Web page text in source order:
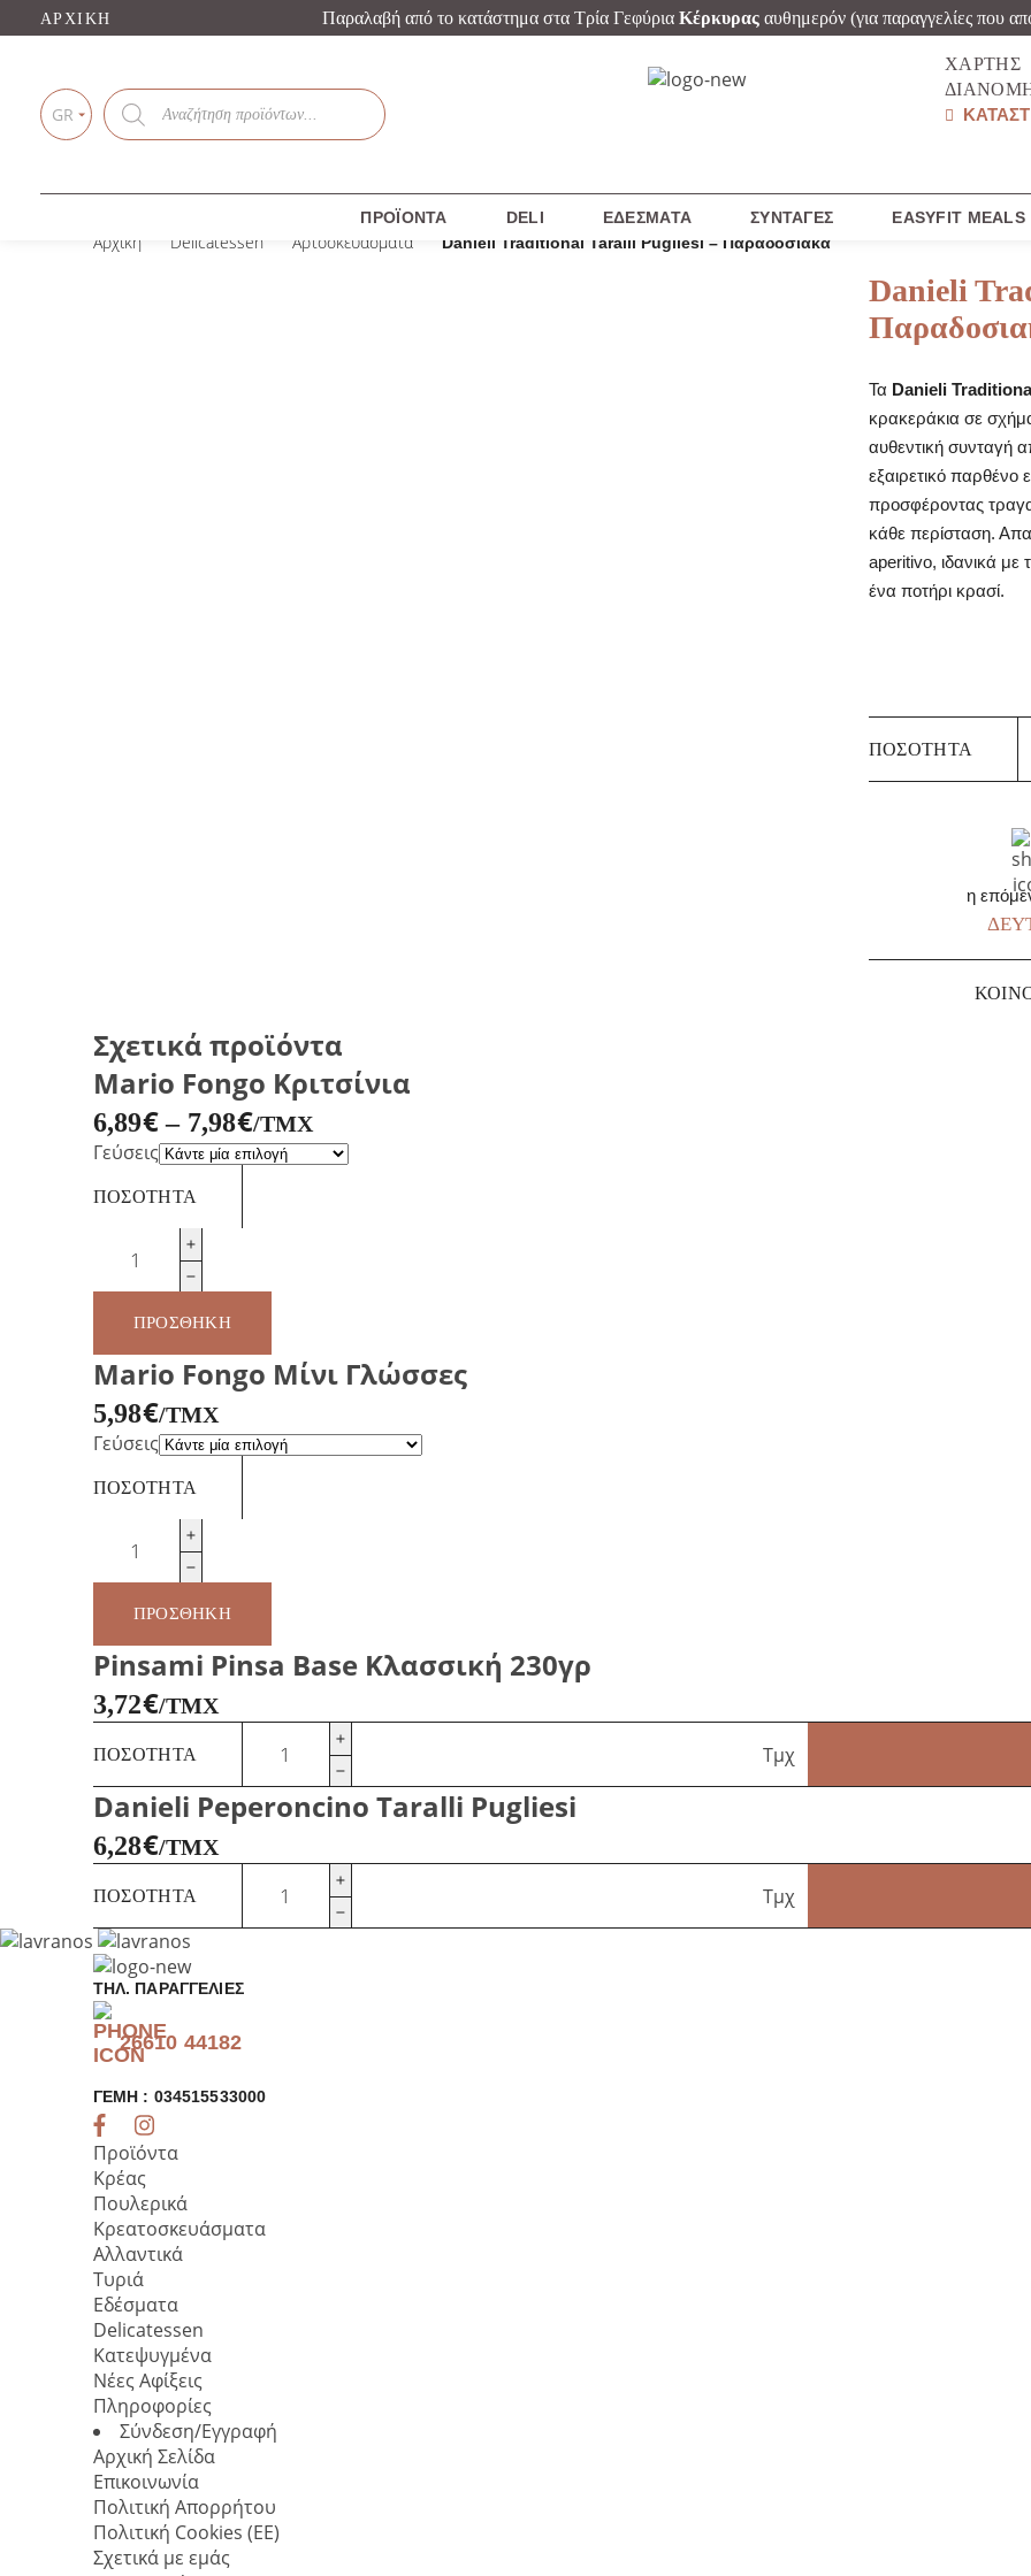
ΑΡΧΙΚΉ Παραλαβή από το κατάστημα στα Τρία Γεφύρια Κέρκυραςαυθημερόν (για παραγγελίες που
GR
Products
search
ΧΆΡΤΗΣ
ΠΡΟΪΌΝΤΑ DELI ΕΔΈΣΜΑΤΑ ΣΥΝΤΑΓΈΣ EASYFIT MEALS
Αρχική Delicatessen Αρτοσκευάσματα Danieli Traditional Taralli Pugliesi – Παραδοσιακά
Danieli
Τα Danieli
κρακεράκια σε
αυθεντική συνταγή
εξαιρετικό παρθένο
προσφέροντας
κάθε περίσταση.
aperitivo, ιδανικά με
ένα ποτήρι κρασί.
ΠΟΣΌΤΗΤΑ
-
η
Σχετικά προϊόντα
Mario Fongo Κριτσίνια
6,89€– 7,98€/ΤΜΧ
Γεύσεις
ΠΟΣΌΤΗΤΑ
Fongo
Κριτσίνια
ποσότητα
ΠΡΟΣΘΉΚΗ
Mario Fongo Μίνι Γλώσσες
5,98€/ΤΜΧ
Γεύσεις
ΠΟΣΌΤΗΤΑ
Fongo
Μίνι
ΓλώσσεςΠΡΟΣΘΉΚΗ
Pinsami Pinsa Base Κλασσική 230γρ
3,72€/ΤΜΧ
ΠΟΣΌΤΗΤΑ
Pinsa
Base
Κλασσική
ποσότητα
Τμχ
Danieli Peperoncino Taralli Pugliesi
6,28€/ΤΜΧ
ΠΟΣΌΤΗΤΑ
Peperoncino
Taralli
ποσότητα
Τμχ
ΤΗΛ. ΠΑΡΑΓΓΕΛΊΕΣ
26610 44182
ΓΕΜΗ : 034515533000
Προϊόντα
Κρέας
Πουλερικά
Κρεατοσκευάσματα
Αλλαντικά
Τυριά
Εδέσματα
Delicatessen
Κατεψυγμένα
Νέες Αφίξεις
Πληροφορίες
Σύνδεση/Εγγραφή
Αρχική Σελίδα
Επικοινωνία
Πολιτική Απορρήτου
Πολιτική Cookies (ΕΕ)
Σχετικά με εμάς